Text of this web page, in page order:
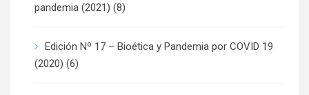
pandemia (2021) (8)
Edición Nº 17 – Bioética y Pandemia por COVID 19
(2020) (6)